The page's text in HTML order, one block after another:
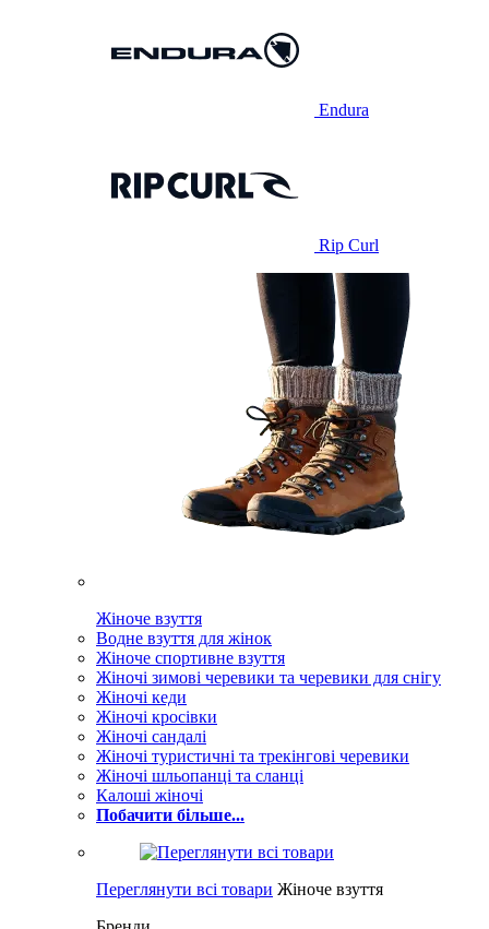
Endura
Rip Curl
Жіноче взуття
Водне взуття для жінок
Жіноче спортивне взуття
Жіночі зимові черевики та черевики для снігу
Жіночі кеди
Жіночі кросівки
Жіночі сандалі
Жіночі туристичні та трекінгові черевики
Жіночі шльопанці та сланці
Калоші жіночі
Побачити більше...
Переглянути всі товари Жіноче взуття